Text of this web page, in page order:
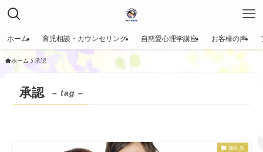
ホーム 育児相談・カウンセリング 自慈愛心理学講座 お客様の声
ホーム 承認
承認 – tag –
褒める